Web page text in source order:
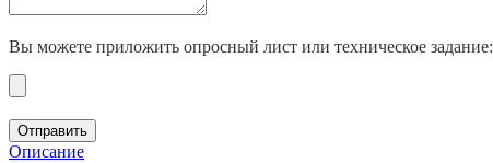
Вы можете приложить опросный лист или техническое задание:
Отправить
Описание